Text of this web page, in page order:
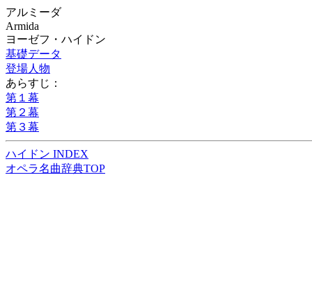
アルミーダ
Armida
ヨーゼフ・ハイドン
基礎データ
登場人物
あらすじ：
第１幕
第２幕
第３幕
ハイドン INDEX
オペラ名曲辞典TOP